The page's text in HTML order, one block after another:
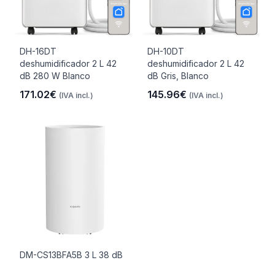
DH-16DT
deshumidificador 2 L 42
dB 280 W Blanco
171.02€ (IVA incl.)
DH-10DT
deshumidificador 2 L 42
dB Gris, Blanco
145.96€ (IVA incl.)
DM-CS13BFA5B 3 L 38 dB